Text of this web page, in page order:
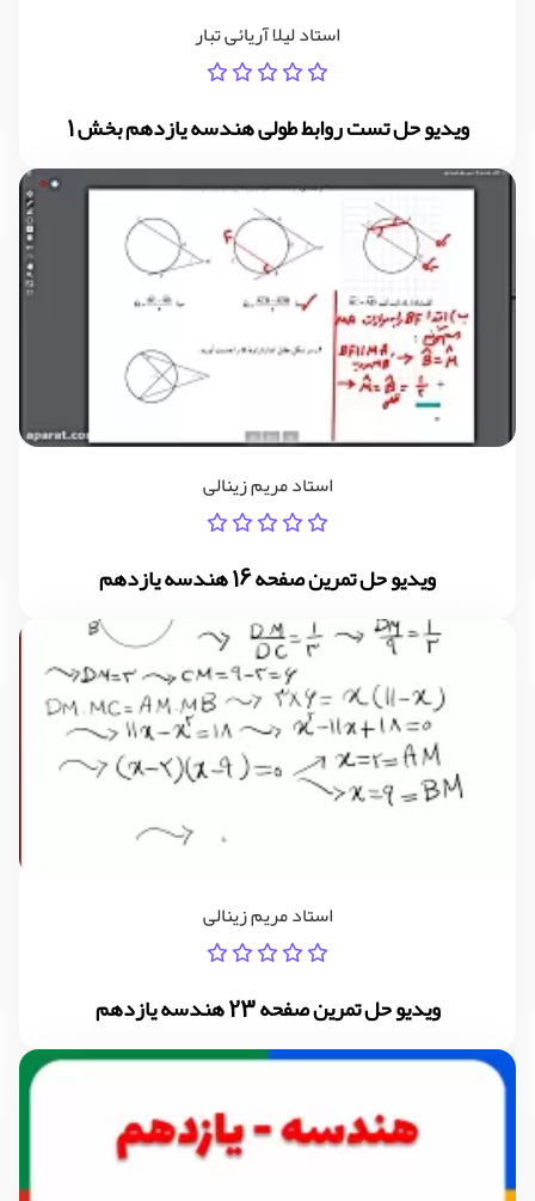
استاد لیلا آریائی تبار
ویدیو حل تست روابط طولی هندسه یازدهم بخش 1
استاد مریم زینالی
ویدیو حل تمرین صفحه 16 هندسه یازدهم
استاد مریم زینالی
ویدیو حل تمرین صفحه 23 هندسه یازدهم